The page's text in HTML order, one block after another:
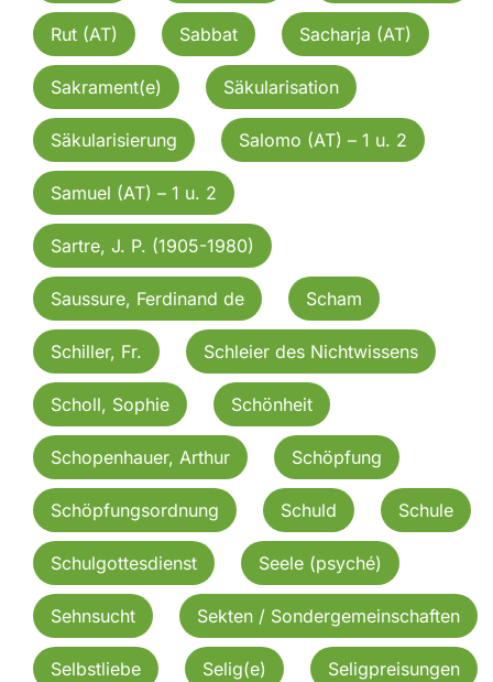
Rut (AT) Sabbat Sacharja (AT)
Sakrament(e) Säkularisation
Säkularisierung Salomo (AT) – 1 u. 2
Samuel (AT) – 1 u. 2
Sartre, J. P. (1905-1980)
Saussure, Ferdinand de Scham
Schiller, Fr. Schleier des Nichtwissens
Scholl, Sophie Schönheit
Schopenhauer, Arthur Schöpfung
Schöpfungsordnung Schuld Schule
Schulgottesdienst Seele (psyché)
Sehnsucht Sekten / Sondergemeinschaften
Selbstliebe Selig(e) Seligpreisungen